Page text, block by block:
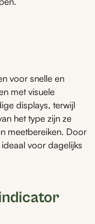
voor snelle en
met visuele
displays, terwijl
het type zijn ze
meetbereiken. Door
voor dagelijks